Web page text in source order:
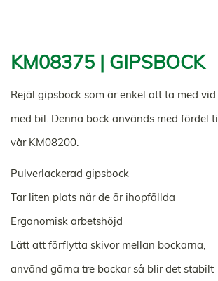
KM08375 | GIPSBOCK
Rejäl gipsbock som är enkel att ta med
med bil. Denna bock används med fördel
vår KM08200.
Pulverlackerad gipsbock
Tar liten plats när de är ihopfällda
Ergonomisk arbetshöjd
Lätt att förflytta skivor mellan bockarna,
använd gärna tre bockar så blir det stabilt